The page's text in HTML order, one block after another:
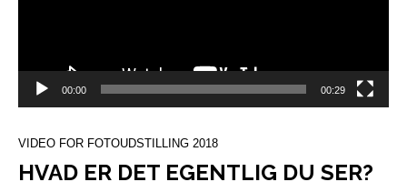
00:00 00:29
VIDEO FOR FOTOUDSTILLING 2018
HVAD ER DET EGENTLIG DU SER?